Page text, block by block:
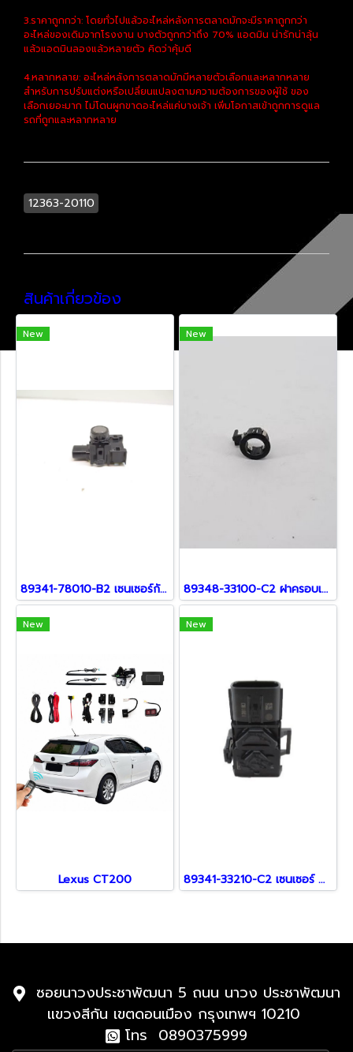
3.ราคาถูกกว่า: โดยทั่วไปแล้วอะไหล่หลังการตลาดมักจะมีราคาถูกกว่า
อะไหล่ของเดิมจากโรงงาน บางตัวถูกกว่าถึง 70% แอดมิน น่ารักน่าลุ้น
แล้วแอดมินลองแล้วหลายตัว คิดว่าคุ้มดี
4.หลากหลาย: อะไหล่หลังการตลาดมักมีหลายตัวเลือกและหลากหลาย
สำหรับการปรับแต่งหรือเปลี่ยนแปลงตามความต้องการของผู้ใช้ ของ
เลือกเยอะมาก ไม่โดนผูกขาดอะไหล่แค่บางเจ้า เพิ่มโอกาสเข้าถูกการดูแล
รถที่ถูกและหลากหลาย
12363-20110
สินค้าเกี่ยวข้อง
New
89341-78010-B2 เซนเซอร์กันชน สำหรับรถ Lexus
New
89348-33100-C2 ฝาครอบเซ็นเซอร์ สำหรับ Lexus
New
Lexus CT200
New
89341-33210-C2 เซนเซอร์ สำหรับ Lexus
ซอยนาวงประชาพัฒนา 5 ถนน นาวง ประชาพัฒนา
แขวงสีกัน เขตดอนเมือง กรุงเทพฯ 10210
โทร 0890375999